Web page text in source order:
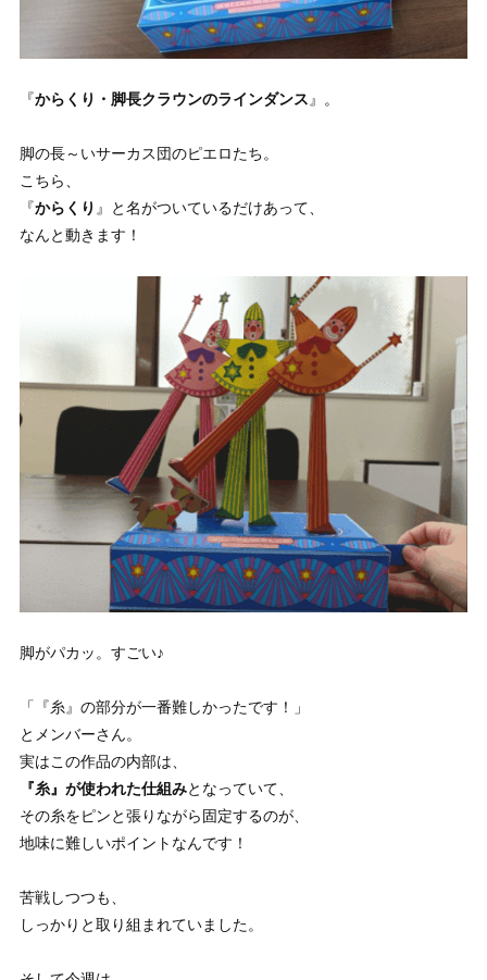
『からくり・脚長クラウンのラインダンス 』。
脚の長～いサーカス団のピエロたち。
こちら、
『からくり 』と名がついているだけあって、
なんと動きます！
脚がパカッ。すごい♪
「『糸』の部分が一番難しかったです！」
とメンバーさん。
実はこの作品の内部は、
『糸』が使われた仕組みとなっていて、
その糸をピンと張りながら固定するのが、
地味に難しいポイントなんです！
苦戦しつつも、
しっかりと取り組まれていました。